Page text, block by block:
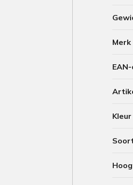
Merk
Kleur